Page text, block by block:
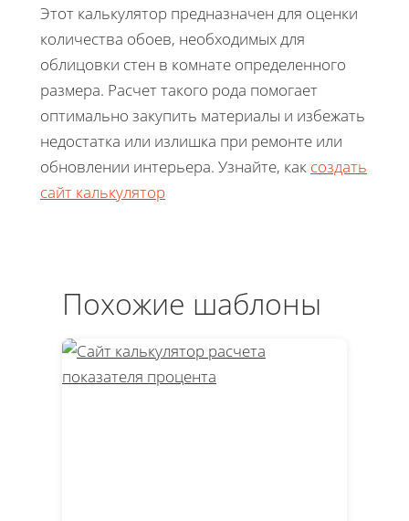
Этот калькулятор предназначен для оценки
количества обоев, необходимых для
облицовки стен в комнате определенного
размера. Расчет такого рода помогает
оптимально закупить материалы и избежать
недостатка или излишка при ремонте или
обновлении интерьера. Узнайте, как создать
сайт калькулятор
Похожие шаблоны